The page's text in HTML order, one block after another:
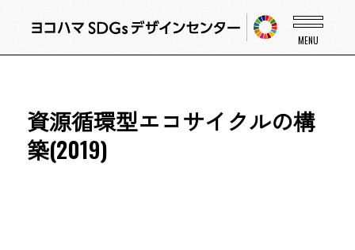
資源循環型エコサイクルの構
築(2019)